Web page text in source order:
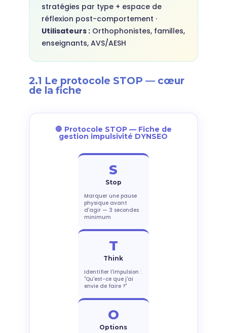
stratégies par type + espace de
réflexion post-comportement ·
Utilisateurs :Orthophonistes, familles,
enseignants, AVS/AESH
2.1 Le protocole STOP — cœur
de la fiche
🛑 Protocole STOP — Fiche de
gestion impulsivité DYNSEO
S
Stop
Marquer une pause
physique avant
d'agir — 3 secondes
minimum
T
Think
Identifier l'impulsion :
"Qu'est-ce que j'ai
envie de faire ?"
O
Options